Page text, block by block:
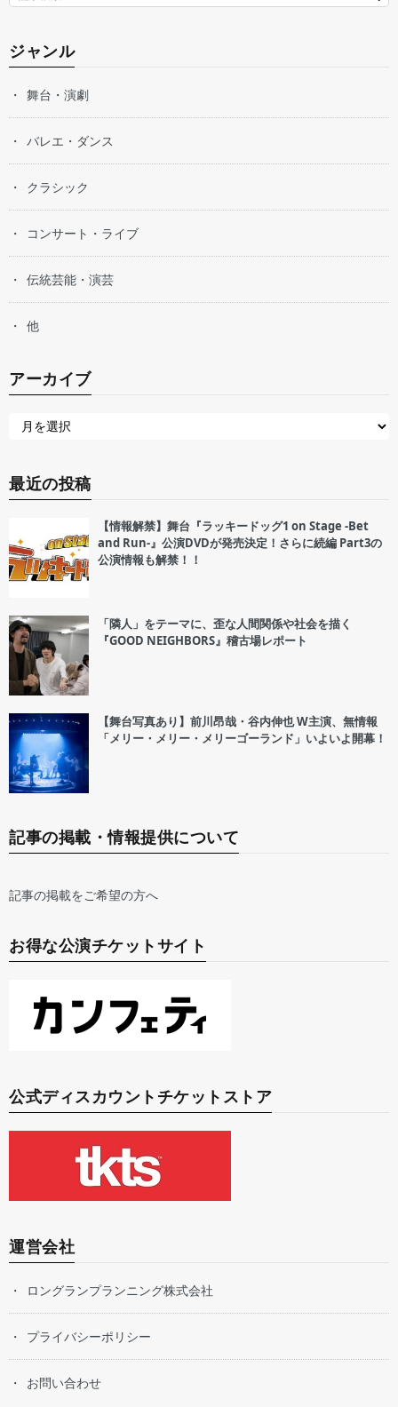
ジャンル
舞台・演劇
バレエ・ダンス
クラシック
コンサート・ライブ
伝統芸能・演芸
他
アーカイブ
最近の投稿
【情報解禁】舞台『ラッキードッグ1 on Stage -Bet
and Run-』公演DVDが発売決定！さらに続編 Part3の
公演情報も解禁！！
「隣人」をテーマに、歪な人間関係や社会を描く
『GOOD NEIGHBORS』稽古場レポート
【舞台写真あり】前川昂哉・谷内伸也 W主演、無情報
「メリー・メリー・メリーゴーランド」いよいよ開幕！
記事の掲載・情報提供について
記事の掲載をご希望の方へ
お得な公演チケットサイト
公式ディスカウントチケットストア
運営会社
ロングランプランニング株式会社
プライバシーポリシー
お問い合わせ